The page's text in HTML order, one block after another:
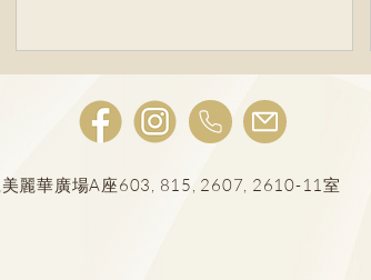
麗華廣場A座603, 815, 2607, 2610-11室